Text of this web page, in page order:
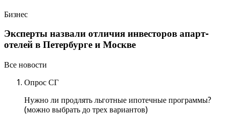
Бизнес
Эксперты назвали отличия инвесторов апарт-
отелей в Петербурге и Москве
Все новости
Опрос СГ
Нужно ли продлять льготные ипотечные программы?
(можно выбрать до трех вариантов)